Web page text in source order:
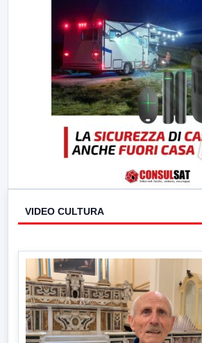
VIDEO CULTURA